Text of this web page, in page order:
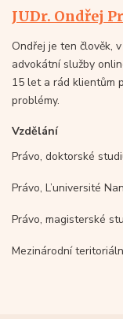
JUDr. Ondřej
Ondřej je ten člověk,
advokátní služby
15 let a rád klientům
problémy.
Vzdělání
Právo, doktorské
Právo, L’université
Právo, magisterské
Mezinárodní